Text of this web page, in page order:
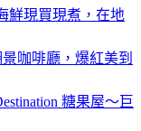
鮮現買現煮，在地
咖啡廳，爆紅美到
糖果屋～巨